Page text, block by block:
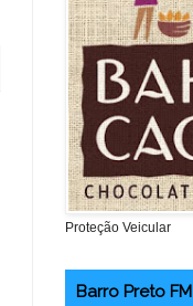
Proteção Veicular
Barro Preto FM